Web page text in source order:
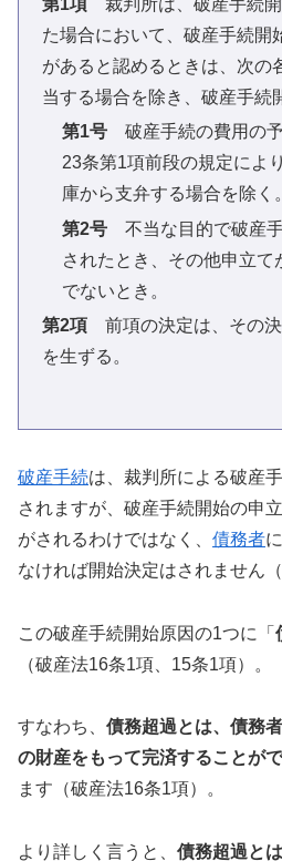
第1項 裁判所は、破産手続
た場合において、破産手続開
があると認めるときは、次の
当する場合を除き、破産手続
第1号破産手続の費用の予
23条第1項前段の規定によ
庫から支弁する場合を除く
第2号不当な目的で破産
されたとき、その他申立て
でないとき。
第2項 前項の決定は、その
を生ずる。
破産手続は、裁判所による破産
されますが、破産手続開始の申
がされるわけではなく、 債務者
なければ開始決定はされません（
この破産手続開始原因の1つに「
（破産法16条1項、15条1項）。
すなわち、 債務超過とは、債務
の財産をもって完済することが
ます（破産法16条1項）。
より詳しく言うと、 債務超過と